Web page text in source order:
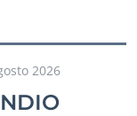
2026